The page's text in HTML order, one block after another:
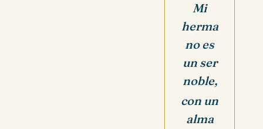
Mi
herma
no es
un ser
noble,
con un
alma